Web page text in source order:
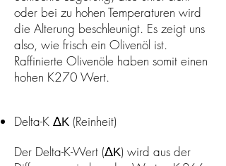
oder bei zu hohen Temperaturen wird
die Alterung beschleunigt. Es zeigt uns
also, wie frisch ein Olivenöl ist.
Raffinierte Olivenöle haben somit einen
hohen K270 Wert.
Delta-K ΔΚ (Reinheit)
Der Delta-K-Wert (ΔΚ) wird aus der